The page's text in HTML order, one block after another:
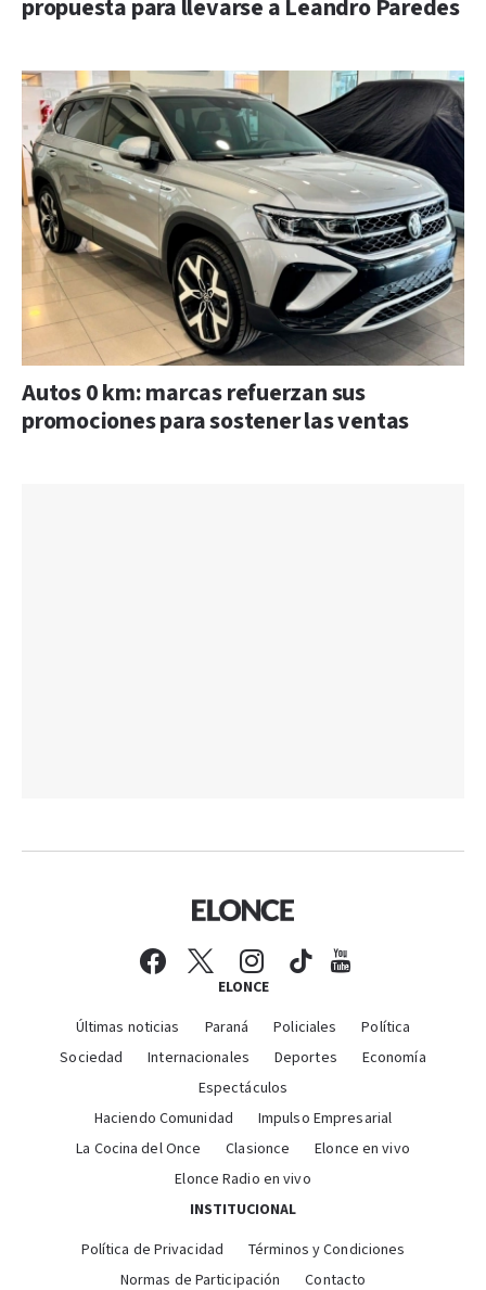
propuesta para llevarse a Leandro Paredes
Autos 0 km: marcas refuerzan sus
promociones para sostener las ventas
ELONCE
Últimas noticias Paraná Policiales
Política
Sociedad
Internacionales Deportes
Economía
Espectáculos
Haciendo Comunidad
Impulso Empresarial
La Cocina del Once
Clasionce
Elonce en vivo
Elonce Radio en vivo
INSTITUCIONAL
Política de Privacidad
Términos y Condiciones
Normas de Participación
Contacto